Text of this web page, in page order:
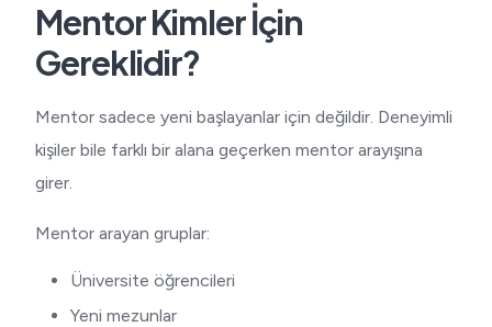
Mentor Kimler İçin
Gereklidir?
Mentor sadece yeni başlayanlar için değildir. Deneyimli
kişiler bile farklı bir alana geçerken mentor arayışına
girer.
Mentor arayan gruplar:
Üniversite öğrencileri
Yeni mezunlar